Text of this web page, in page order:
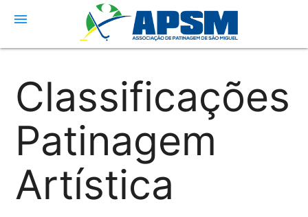
menu
Classificações
Patinagem
Artística